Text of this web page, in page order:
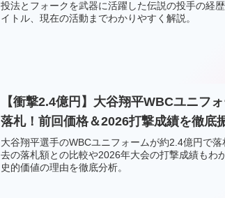
投法とフォークを武器に活躍した伝説の投手の経
イトル、現在の活動までわかりやすく解説。
【衝撃2.4億円】大谷翔平WBCユニフ
落札！前回価格＆2026打撃成績を徹底
大谷翔平選手のWBCユニフォームが約2.4億円で
去の落札額との比較や2026年大会の打撃成績もわ
史的価値の理由を徹底分析。